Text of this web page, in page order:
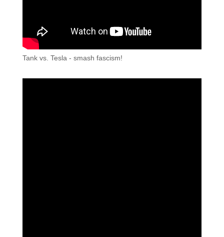
Tank vs. Tesla - smash fascism!